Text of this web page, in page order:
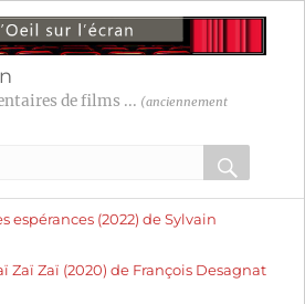
de films ... (anciennement
OK
:
espérances (2022) de Sylvain
:
Zaï Zaï (2020) de François Desagnat